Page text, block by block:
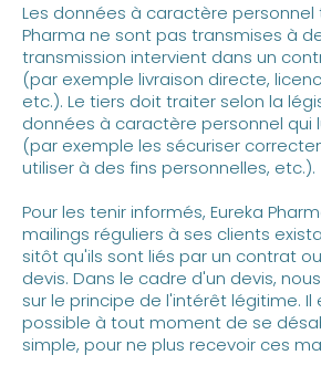
Les données à caractère personnel
Pharma ne sont pas transmises à
transmission intervient dans un
(par exemple livraison directe,
etc.). Le tiers doit traiter selon la
données à caractère personnel qui
(par exemple les sécuriser
utiliser à des fins personnelles, etc.).
Pour les tenir informés, Eureka
mailings réguliers à ses clients
sitôt qu'ils sont liés par un contrat
devis. Dans le cadre d'un devis,
sur le principe de l'intérêt légitime.
possible à tout moment de se
simple, pour ne plus recevoir ces